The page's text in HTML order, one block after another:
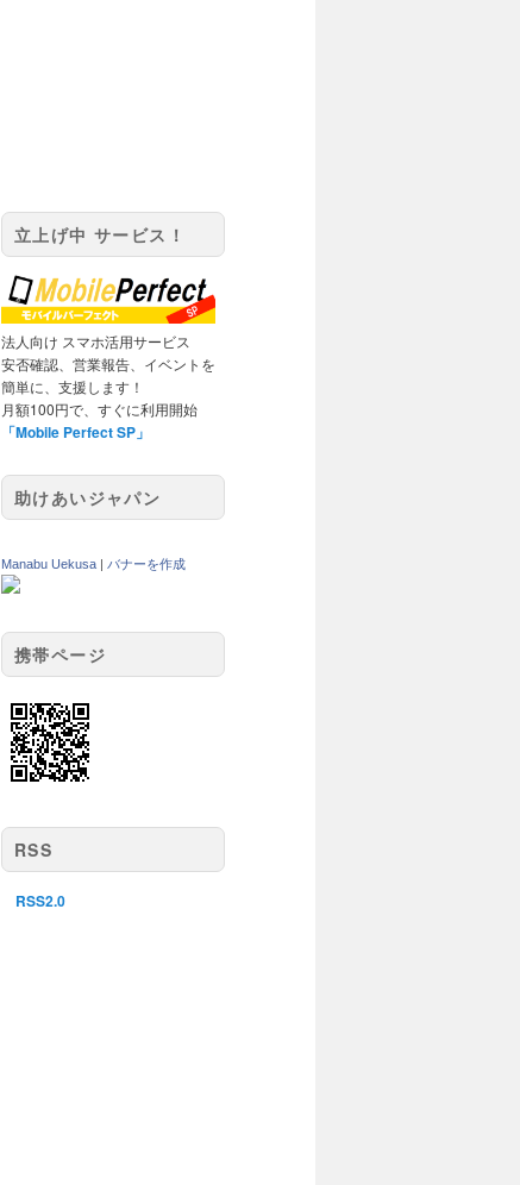
立上げ中 サービス！
法人向け スマホ活用サービス
安否確認、営業報告、イベントを
簡単に、支援します！
月額100円で、すぐに利用開始
「Mobile Perfect SP」
助けあいジャパン
Manabu Uekusa バナーを作成
携帯ページ
RSS
RSS2.0